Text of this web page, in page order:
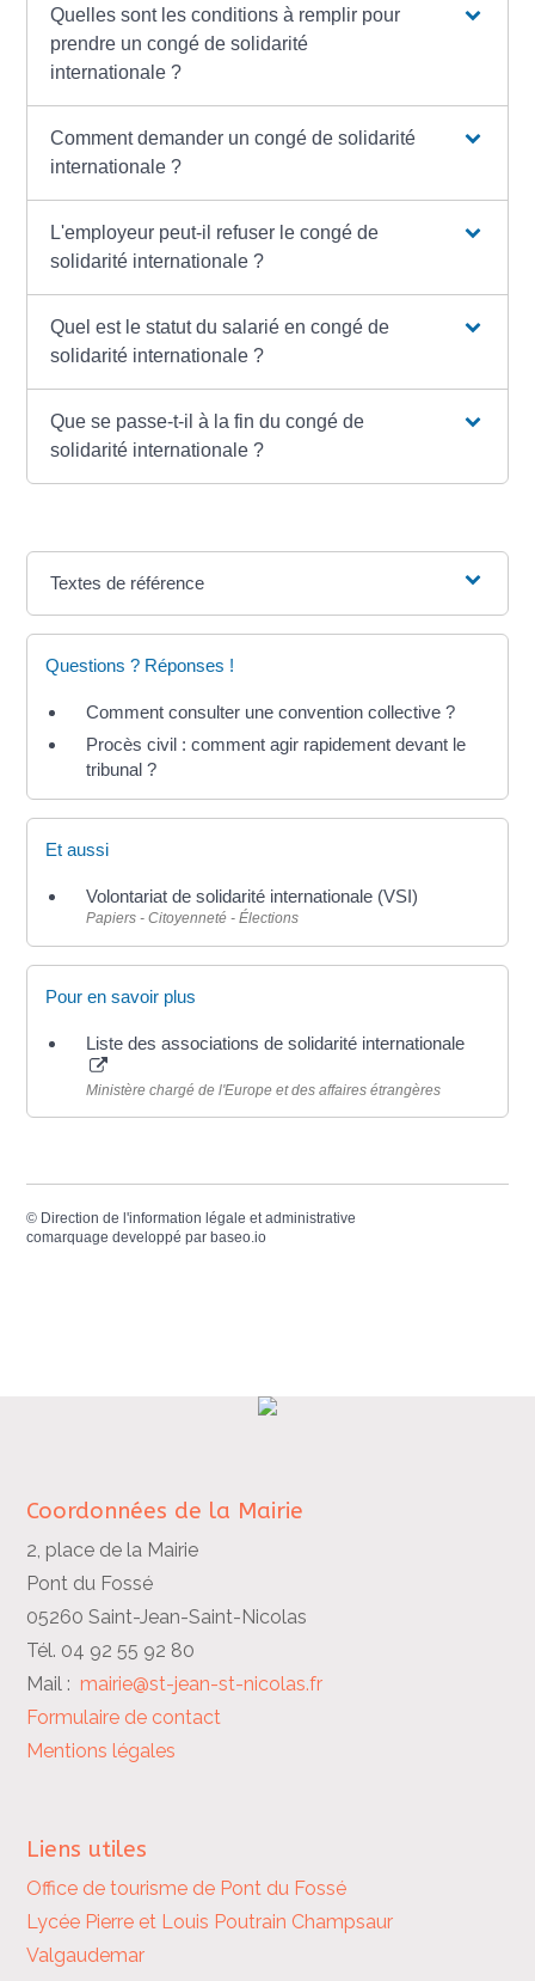
Quelles sont les conditions à remplir pour
prendre un congé de solidarité
internationale ?
Comment demander un congé de solidarité
internationale ?
L'employeur peut-il refuser le congé de
solidarité internationale ?
Quel est le statut du salarié en congé de
solidarité internationale ?
Que se passe-t-il à la fin du congé de
solidarité internationale ?
Textes de référence
Questions ? Réponses !
Comment consulter une convention collective ?
Procès civil : comment agir rapidement devant le
tribunal ?
Et aussi
Volontariat de solidarité internationale (VSI)
Papiers - Citoyenneté - Élections
Pour en savoir plus
Liste des associations de solidarité internationale
Ministère chargé de l'Europe et des affaires étrangères
© Direction de l'information légale et administrative
comarquage developpé parbaseo.io
Coordonnées de la Mairie
2, place de la Mairie
Pont du Fossé
05260 Saint-Jean-Saint-Nicolas
Tél. 04 92 55 92 80
Mail :mairie@st-jean-st-nicolas.fr
Formulaire de contact
Mentions légales
Liens utiles
Office de tourisme de Pont du Fossé
Lycée Pierre et Louis Poutrain Champsaur
Valgaudemar